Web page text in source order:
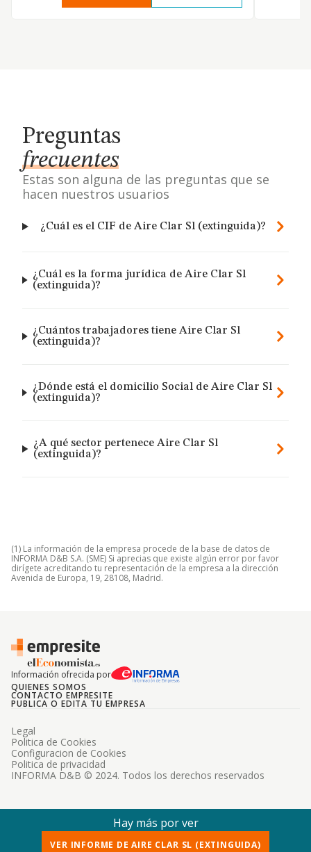
Preguntas
frecuentes
Estas son alguna de las preguntas que se
hacen nuestros usuarios
¿Cuál es el CIF de Aire Clar Sl (extinguida)?
¿Cuál es la forma jurídica de Aire Clar Sl
(extinguida)?
¿Cuántos trabajadores tiene Aire Clar Sl
(extinguida)?
¿Dónde está el domicilio Social de Aire Clar Sl
(extinguida)?
¿A qué sector pertenece Aire Clar Sl
(extinguida)?
(1) La información de la empresa procede de la base de datos de
INFORMA D&B S.A. (SME) Si aprecias que existe algún error por favor
dirígete acreditando tu representación de la empresa a la dirección
Avenida de Europa, 19, 28108, Madrid.
Información ofrecida por
QUIENES SOMOS
CONTACTO EMPRESITE
PUBLICA O EDITA TU EMPRESA
INFORMA D&B © 2024. Todos los derechos reservados
Legal
Politica de Cookies
Configuracion de Cookies
Politica de privacidad
Hay más por ver
VER INFORME DE AIRE CLAR SL (EXTINGUIDA)